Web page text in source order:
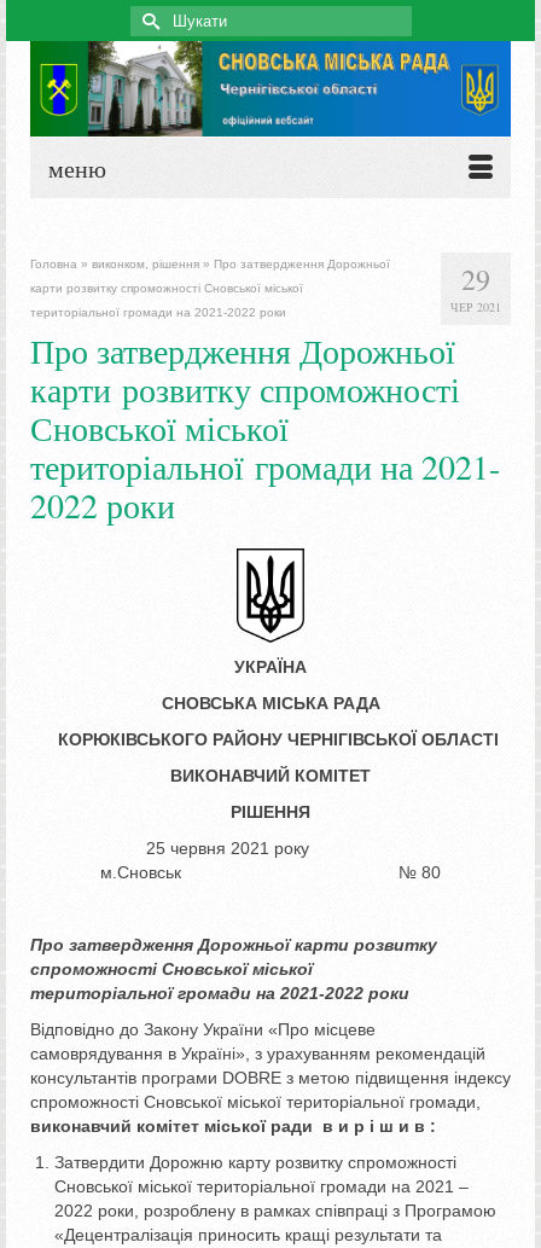
Search
for:
меню
29
ЧЕР 2021
Головна » виконком, рішення » Про затвердження Дорожньої
карти розвитку спроможності Сновської міської
територіальної громади на 2021-2022 роки
Про затвердження Дорожньої
карти розвитку спроможності
Сновської міської
територіальної громади на 2021-
2022 роки
УКРАЇНА
СНОВСЬКА МІСЬКА РАДА
КОРЮКІВСЬКОГО РАЙОНУ ЧЕРНІГІВСЬКОЇ ОБЛАСТІ
ВИКОНАВЧИЙ КОМІТЕТ
РІШЕННЯ
­­­­25 червня 2021 року
м.Сновськ № 80
Про затвердження Дорожньої карти розвитку
спроможності Сновської міської
територіальноїгромади на 2021-2022 роки
Відповідно до Закону України «Про місцеве
самоврядування в Україні», з урахуванням рекомендацій
консультантів програми DOBRE з метою підвищення індексу
спроможності Сновської міської територіальної громади,
виконавчий комітет міської ради
в и р і ш и в :
Затвердити Дорожню карту розвитку спроможності
Сновської міської територіальної громади на 2021 –
2022 роки, розроблену в рамках співпраці з Програмою
«Децентралізація приносить кращі результати та